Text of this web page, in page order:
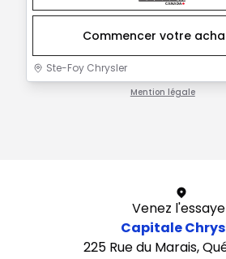
Commencer votre
Ste-Foy Chrysler
Mention légale
Venez
Capitale
225 Rue du Marais,